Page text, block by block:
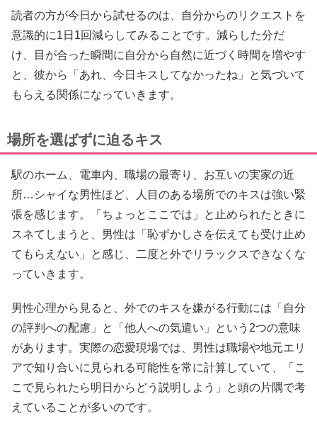
読者の方が今日から試せるのは、自分からのリクエストを
意識的に1日1回減らしてみることです。減らした分だ
け、目が合った瞬間に自分から自然に近づく時間を増やす
と、彼から「あれ、今日キスしてなかったね」と気づいて
もらえる関係になっていきます。
場所を選ばずに迫るキス
駅のホーム、電車内、職場の最寄り、お互いの実家の近
所…シャイな男性ほど、人目のある場所でのキスは強い緊
張を感じます。「ちょっとここでは」と止められたときに
スネてしまうと、男性は「恥ずかしさを伝えても受け止め
てもらえない」と感じ、二度と外でリラックスできなくな
っていきます。
男性心理から見ると、外でのキスを嫌がる行動には「自分
の評判への配慮」と「他人への気遣い」という2つの意味
があります。実際の恋愛現場では、男性は職場や地元エリ
アで知り合いに見られる可能性を常に計算していて、「こ
こで見られたら明日からどう説明しよう」と頭の片隅で考
えていることが多いのです。